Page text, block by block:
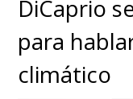
DiCaprio
para
climático